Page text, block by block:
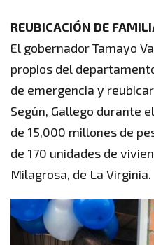
REUBICACIÓN DE
El gobernador Tamayo
propios del
de emergencia y
Según, Gallego durante
de 15,000 millones de
de 170 unidades de
Milagrosa, de La Virginia.